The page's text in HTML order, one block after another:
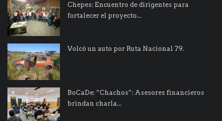
Chepes: Encuentro de dirigentes para
fortalecer el proyecto...
Volcó un auto por Ruta Nacional 79.
BoCaDe: “Chachos”: Asesores financieros
brindan charla...